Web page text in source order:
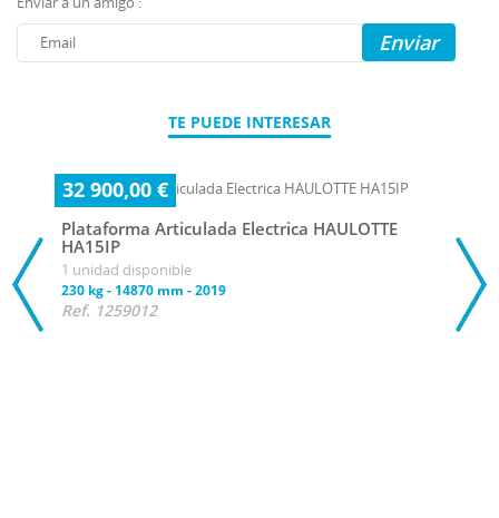
Enviar
TE PUEDE INTERESAR
32 900,00 €
Plataforma Articulada Electrica HAULOTTE
HA15IP
1 unidad disponible
230 kg- 14870 mm -2019
Ref. 1259012